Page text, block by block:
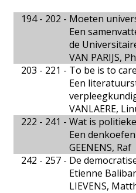
194 - 202 - Moeten
Een
de
VAN PARIJS,
203 - 221 - To be is to care
Een
VANLAERE,
222 - 241 - Wat is
Een
GEENENS, Raf
242 - 257 - De
Etienne
LIEVENS,